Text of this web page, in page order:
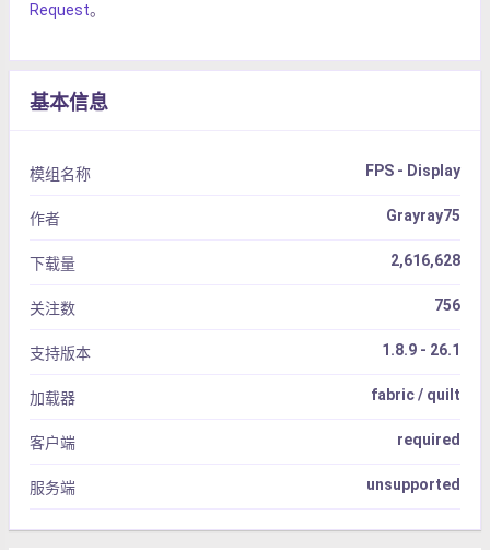
Request。
基本信息
模组名称 FPS - Display
作者 Grayray75
下载量 2,616,628
关注数 756
支持版本 1.8.9 - 26.1
加载器 fabric / quilt
客户端 required
服务端 unsupported